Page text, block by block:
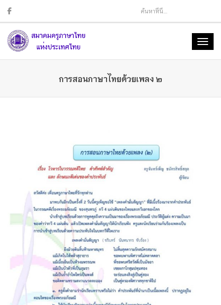
การสอนภาษาไทยด้วยเพลง ๒